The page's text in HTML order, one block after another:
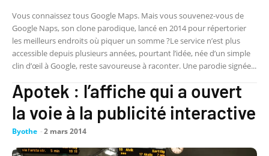
Vous connaissez tous Google Maps. Mais vous souvenez-vous de
Google Naps, son clone parodique, lancé en 2014 pour répertorier
les meilleurs endroits où piquer un somme ?Le service n’est plus
accessible depuis plusieurs années, pourtant l’idée, née d’un simple
clin d’œil à Google, reste savoureuse à raconter. Une parodie signée...
Apotek : l’affiche qui a ouvert
la voie à la publicité interactive
Byothe -2 mars 2014